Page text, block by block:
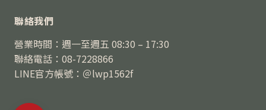
聯絡我們
營業時間：週一至週五 08:30 – 17:30
聯絡電話：08-7228866
LINE官方帳號：＠lwp1562f